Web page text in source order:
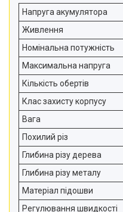
Напруга акумулятора
Живлення
Номінальна потужність
Максимальна напруга
Кількість обертів
Клас захисту корпусу
Вага
Похилий різ
Глибина різу дерева
Глибина різу металу
Матеріал підошви
Регулювання швидкості